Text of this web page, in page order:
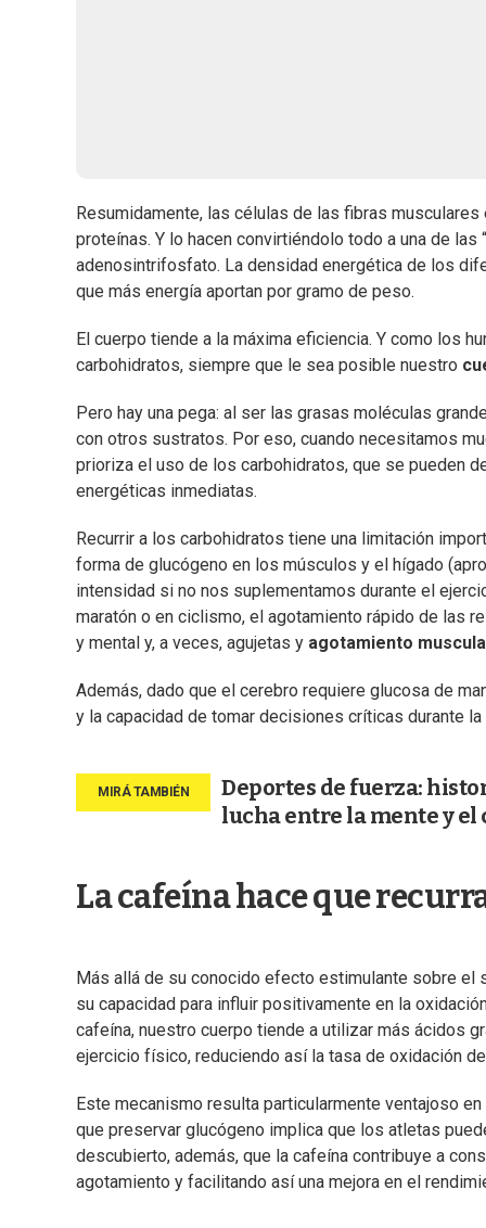
Resumidamente, las células de las fibras
proteínas. Y lo hacen convirtiéndolo todo a una de
adenosintrifosfato. La densidad energética de los
que más energía aportan por gramo de peso.
El cuerpo tiende a la máxima eficiencia. Y como los
carbohidratos, siempre que le sea posible nuestro
Pero hay una pega: al ser las grasas moléculas
con otros sustratos. Por eso, cuando necesitamos
prioriza el uso de los carbohidratos, que se pueden
energéticas inmediatas.
Recurrir a los carbohidratos tiene una limitación
forma de glucógeno en los músculos y el hígado
intensidad si no nos suplementamos durante el
maratón o en ciclismo, el agotamiento rápido de las
y mental y, a veces, agujetas y agotamiento
Además, dado que el cerebro requiere glucosa de
y la capacidad de tomar decisiones críticas durante
Deportes de fuerza:
lucha entre la mente y el
La cafeína hace que
Más allá de su conocido efecto estimulante sobre
su capacidad para influir positivamente en la
cafeína, nuestro cuerpo tiende a utilizar más ácidos
ejercicio físico, reduciendo así la tasa de oxidación
Este mecanismo resulta particularmente ventajoso
que preservar glucógeno implica que los atletas
descubierto, además, que la cafeína contribuye a
agotamiento y facilitando así una mejora en el